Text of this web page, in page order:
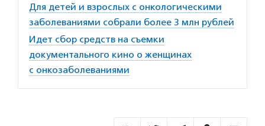
Для детей и взрослых с онкологическими
заболеваниями собрали более 3 млн рублей
Идет сбор средств на съемки
документального кино о женщинах
с онкозаболеваниями